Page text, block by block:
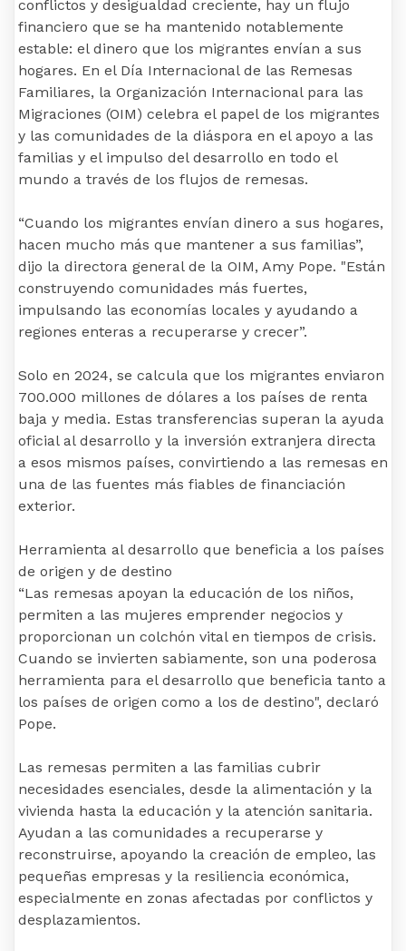
conflictos y desigualdad creciente, hay un flujo
financiero que se ha mantenido notablemente
estable: el dinero que los migrantes envían a sus
hogares. En el Día Internacional de las Remesas
Familiares, la Organización Internacional para las
Migraciones (OIM) celebra el papel de los migrantes
y las comunidades de la diáspora en el apoyo a las
familias y el impulso del desarrollo en todo el
mundo a través de los flujos de remesas.
“Cuando los migrantes envían dinero a sus hogares,
hacen mucho más que mantener a sus familias”,
dijo la directora general de la OIM, Amy Pope. "Están
construyendo comunidades más fuertes,
impulsando las economías locales y ayudando a
regiones enteras a recuperarse y crecer”.
Solo en 2024, se calcula que los migrantes enviaron
700.000 millones de dólares a los países de renta
baja y media. Estas transferencias superan la ayuda
oficial al desarrollo y la inversión extranjera directa
a esos mismos países, convirtiendo a las remesas en
una de las fuentes más fiables de financiación
exterior.
Herramienta al desarrollo que beneficia a los países
de origen y de destino
“Las remesas apoyan la educación de los niños,
permiten a las mujeres emprender negocios y
proporcionan un colchón vital en tiempos de crisis.
Cuando se invierten sabiamente, son una poderosa
herramienta para el desarrollo que beneficia tanto a
los países de origen como a los de destino", declaró
Pope.
Las remesas permiten a las familias cubrir
necesidades esenciales, desde la alimentación y la
vivienda hasta la educación y la atención sanitaria.
Ayudan a las comunidades a recuperarse y
reconstruirse, apoyando la creación de empleo, las
pequeñas empresas y la resiliencia económica,
especialmente en zonas afectadas por conflictos y
desplazamientos.